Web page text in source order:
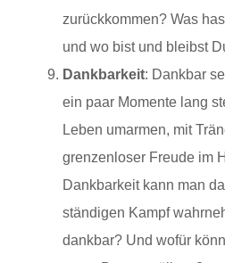
zurückkommen? Was
und wo bist und bleibst
Dankbarkeit: Dankbar
ein paar Momente lang
Leben umarmen, mit
grenzenloser Freude im
Dankbarkeit kann man
ständigen Kampf
dankbar? Und wofür